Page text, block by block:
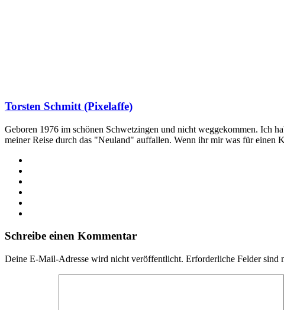
Torsten Schmitt (Pixelaffe)
Geboren 1976 im schönen Schwetzingen und nicht weggekommen. Ich
meiner Reise durch das "Neuland" auffallen. Wenn ihr mir was für einen
Schreibe einen Kommentar
Deine E-Mail-Adresse wird nicht veröffentlicht. Erforderliche Felder sind